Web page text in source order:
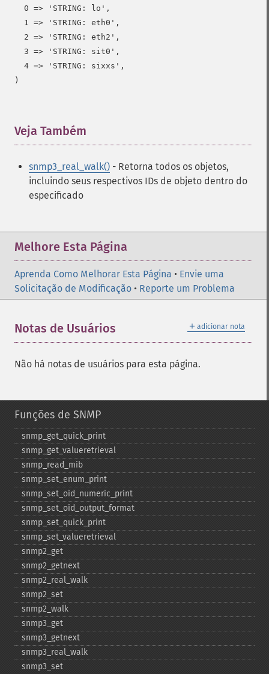
)
Veja Também
snmp3_real_walk() - Retorna todos os objetos,
incluindo seus respectivos IDs de objeto dentro do
especificado
Melhore Esta Página
Aprenda Como Melhorar Esta Página • Envie uma
Solicitação de Modificação • Reporte um Problema
＋ adicionar nota
Notas de Usuários
Não há notas de usuários para esta página.
Funções de SNMP
snmp_​get_​quick_​print
snmp_​get_​valueretrieval
snmp_​read_​mib
snmp_​set_​enum_​print
snmp_​set_​oid_​numeric_​print
snmp_​set_​oid_​output_​format
snmp_​set_​quick_​print
snmp_​set_​valueretrieval
snmp2_​get
snmp2_​getnext
snmp2_​real_​walk
snmp2_​set
snmp2_​walk
snmp3_​get
snmp3_​getnext
snmp3_​real_​walk
snmp3_​set